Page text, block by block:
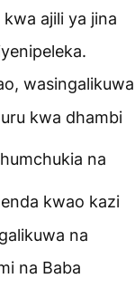
ajili ya jina
wasingalikuwa
kwa dhambi
na
kwao kazi
na
na Baba